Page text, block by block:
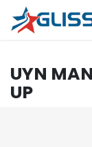
Se rendre au
UYN
UP